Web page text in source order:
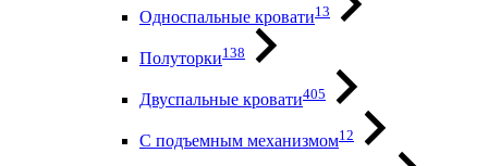
Односпальные кровати13
Полуторки138
Двуспальные кровати405
С подъемным механизмом12